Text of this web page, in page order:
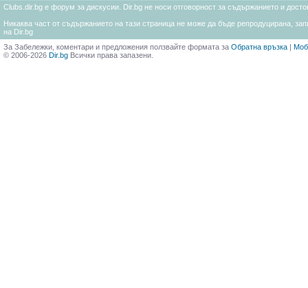
Clubs.dir.bg е форум за дискусии. Dir.bg не носи отговорност за съдържанието и
Никаква част от съдържанието на тази страница не може да бъде репродуцирана,
на Dir.bg
За Забележки, коментари и предложения ползвайте формата за Обратна връзка |
© 2006-2026 Dir.bg Всички права запазени.